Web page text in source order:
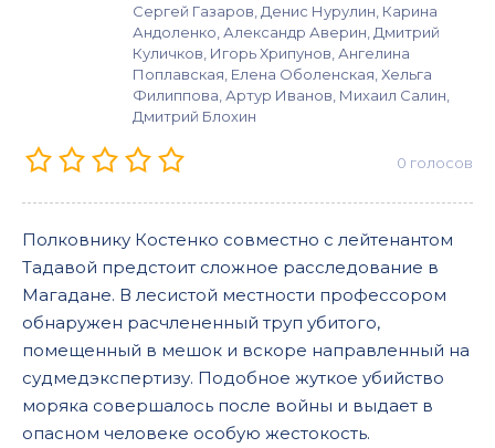
Сергей Газаров, Денис Нурулин, Карина
Андоленко, Александр Аверин, Дмитрий
Куличков, Игорь Хрипунов, Ангелина
Поплавская, Елена Оболенская, Хельга
Филиппова, Артур Иванов, Михаил Салин,
Дмитрий Блохин
0 голосов
Полковнику Костенко совместно с лейтенантом
Тадавой предстоит сложное расследование в
Магадане. В лесистой местности профессором
обнаружен расчлененный труп убитого,
помещенный в мешок и вскоре направленный на
судмедэкспертизу. Подобное жуткое убийство
моряка совершалось после войны и выдает в
опасном человеке особую жестокость.